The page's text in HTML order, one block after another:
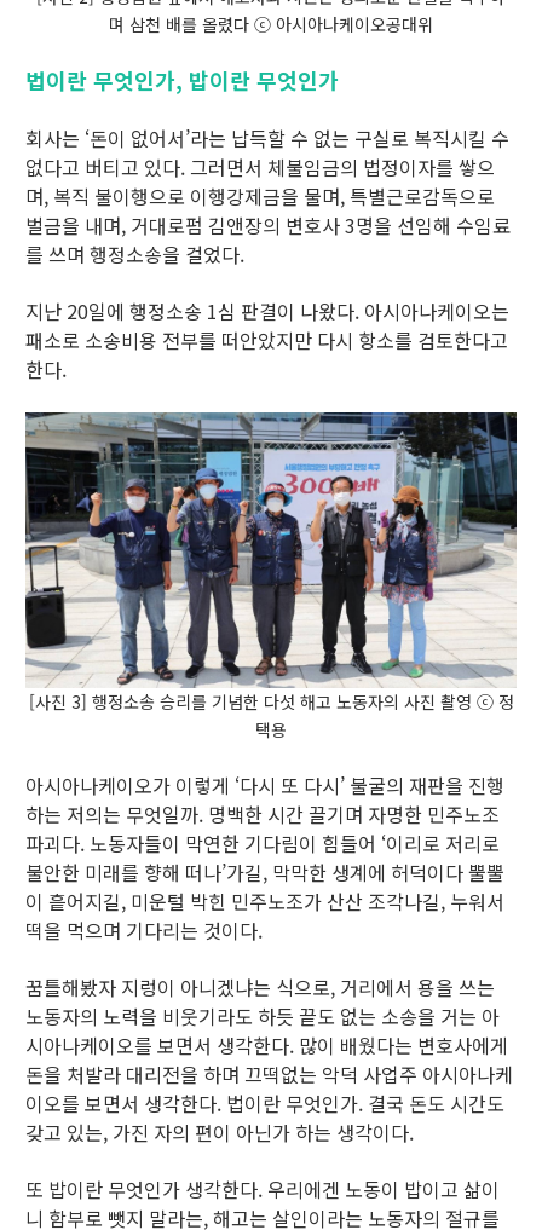
며 삼천 배를 올렸다 ⓒ 아시아나케이오공대위
법이란 무엇인가, 밥이란 무엇인가
회사는 ‘돈이 없어서’라는 납득할 수 없는 구실로 복직시킬 수
없다고 버티고 있다. 그러면서 체불임금의 법정이자를 쌓으
며, 복직 불이행으로 이행강제금을 물며, 특별근로감독으로
벌금을 내며, 거대로펌 김앤장의 변호사 3명을 선임해 수임료
를 쓰며 행정소송을 걸었다.
지난 20일에 행정소송 1심 판결이 나왔다. 아시아나케이오는
패소로 소송비용 전부를 떠안았지만 다시 항소를 검토한다고
한다.
[사진 3] 행정소송 승리를 기념한 다섯 해고 노동자의 사진 촬영 ⓒ 정
택용
아시아나케이오가 이렇게 ‘다시 또 다시’ 불굴의 재판을 진행
하는 저의는 무엇일까. 명백한 시간 끌기며 자명한 민주노조
파괴다. 노동자들이 막연한 기다림이 힘들어 ‘이리로 저리로
불안한 미래를 향해 떠나’가길, 막막한 생계에 허덕이다 뿔뿔
이 흩어지길, 미운털 박힌 민주노조가 산산 조각나길, 누워서
떡을 먹으며 기다리는 것이다.
꿈틀해봤자 지렁이 아니겠냐는 식으로, 거리에서 용을 쓰는
노동자의 노력을 비웃기라도 하듯 끝도 없는 소송을 거는 아
시아나케이오를 보면서 생각한다. 많이 배웠다는 변호사에게
돈을 처발라 대리전을 하며 끄떡없는 악덕 사업주 아시아나케
이오를 보면서 생각한다. 법이란 무엇인가. 결국 돈도 시간도
갖고 있는, 가진 자의 편이 아닌가 하는 생각이다.
또 밥이란 무엇인가 생각한다. 우리에겐 노동이 밥이고 삶이
니 함부로 뺏지 말라는, 해고는 살인이라는 노동자의 절규를